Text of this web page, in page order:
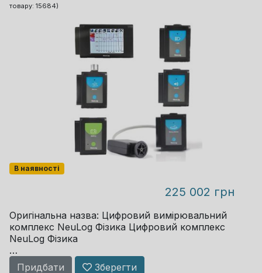
товару: 15684)
В наявності
225 002 грн
Оригінальна назва: Цифровий вимірювальний
комплекс NeuLog Фізика Цифровий комплекс
NeuLog Фізика
Придбати Зберегти